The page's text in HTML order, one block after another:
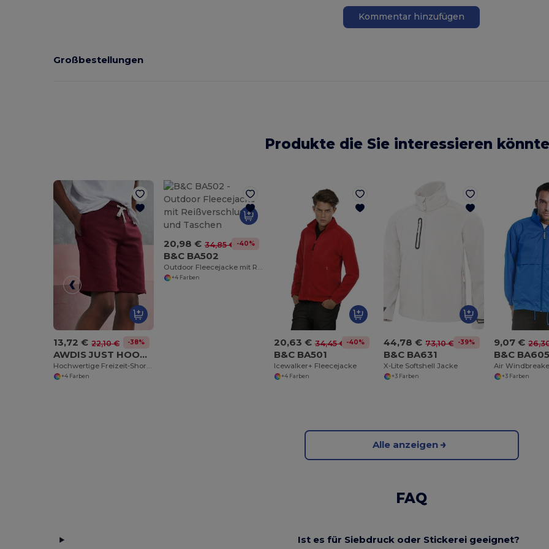
Kommentar hinzufügen
Großbestellungen
Produkte die Sie interessieren
13,72 € 22,10 € -38%
AWDIS JUST HOODS JH080
+4 Farben
20,98 € 34,85 € -40%
B&C BA502
+4 Farben
20,63 € 34,45 € -40%
B&C BA501
Icewalker+ Fleecejacke
+4 Farben
44,78 € 73,10 € -39%
B&C BA631
X-Lite Softshell Jacke
+3 Farben
9,07 €
B&C
Air
+3 Farben
Alle anzeigen
FAQ
Ist es für Siebdruck oder Stickerei geeignet?